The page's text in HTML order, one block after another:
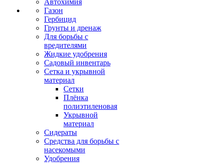
Автохимия
Газон
Гербицид
Грунты и дренаж
Для борьбы с
вредителями
Жидкие удобрения
Садовый инвентарь
Сетка и укрывной
материал
Сетки
Плёнка
полиэтиленовая
Укрывной
материал
Сидераты
Средства для борьбы с
насекомыми
Удобрения